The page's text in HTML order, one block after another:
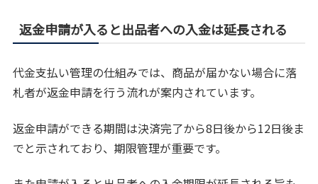
返金申請が入ると出品者への入金は延長される
代金支払い管理の仕組みでは、商品が届かない場合に落
札者が返金申請を行う流れが案内されています。
返金申請ができる期間は決済完了から8日後から12日後ま
でと示されており、期限管理が重要です。